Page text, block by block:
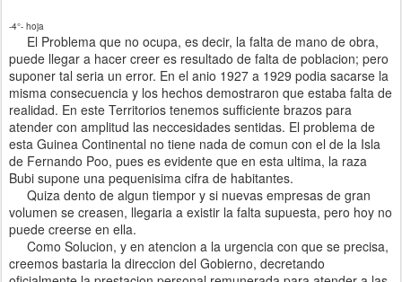
-4°- hoja
El Problema que no ocupa, es decir, la falta de mano de obra,
puede llegar a hacer creer es resultado de falta de poblacion; pero
suponer tal seria un error. En el anio 1927 a 1929 podia sacarse la
misma consecuencia y los hechos demostraron que estaba falta de
realidad. En este Territorios tenemos sufficiente brazos para
atender con amplitud las neccesidades sentidas. El problema de
esta Guinea Continental no tiene nada de comun con el de la Isla
de Fernando Poo, pues es evidente que en esta ultima, la raza
Bubi supone una pequenisima cifra de habitantes.
Quiza dento de algun tiempor y si nuevas empresas de gran
volumen se creasen, llegaria a existir la falta supuesta, pero hoy no
puede creerse en ella.
Como Solucion, y en atencion a la urgencia con que se precisa,
creemos bastaria la direccion del Gobierno, decretando